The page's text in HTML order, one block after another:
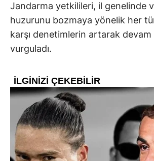
Jandarma yetkilileri, il genelinde
huzurunu bozmaya yönelik her
karşı denetimlerin artarak
vurguladı.